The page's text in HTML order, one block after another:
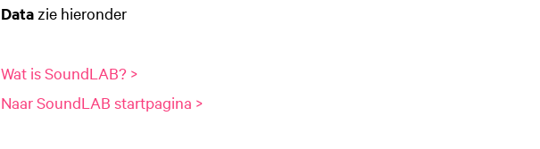
Data zie hieronder
Wat is SoundLAB? >
Naar SoundLAB startpagina >